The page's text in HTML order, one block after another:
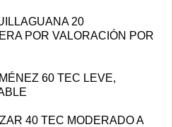
20
POR VALORACIÓN POR
60 TEC LEVE,
40 TEC MODERADO A